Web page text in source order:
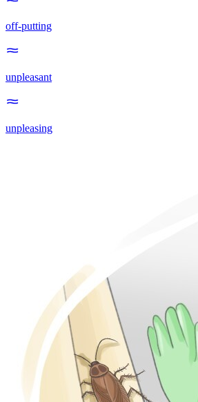
off-putting
unpleasant
unpleasing